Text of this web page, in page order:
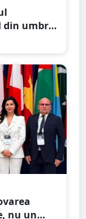
din umbra
nu un